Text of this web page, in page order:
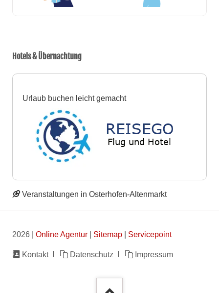
Hotels & Übernachtung
Urlaub buchen leicht gemacht
Veranstaltungen in Osterhofen-Altenmarkt
2026 | Online Agentur| Sitemap| Servicepoint
Navigation
Kontakt Datenschutz Impressum